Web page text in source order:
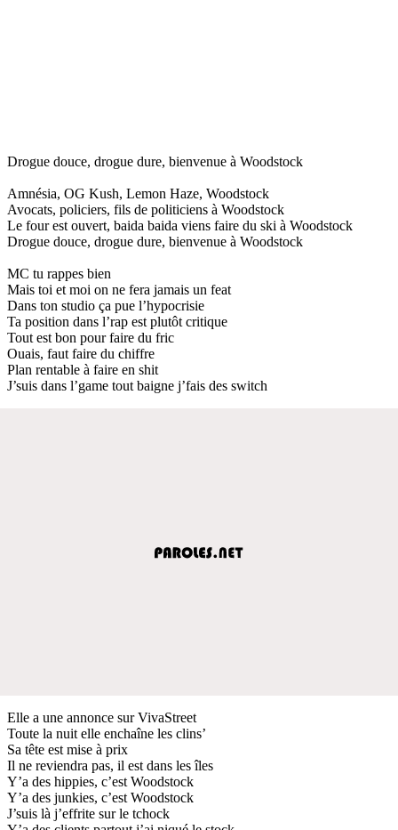
Drogue douce, drogue dure, bienvenue à Woodstock
Amnésia, OG Kush, Lemon Haze, Woodstock
Avocats, policiers, fils de politiciens à Woodstock
Le four est ouvert, baida baida viens faire du ski à Woodstock
Drogue douce, drogue dure, bienvenue à Woodstock
MC tu rappes bien
Mais toi et moi on ne fera jamais un feat
Dans ton studio ça pue l’hypocrisie
Ta position dans l’rap est plutôt critique
Tout est bon pour faire du fric
Ouais, faut faire du chiffre
Plan rentable à faire en shit
J’suis dans l’game tout baigne j’fais des switch
Elle a une annonce sur VivaStreet
Toute la nuit elle enchaîne les clins’
Sa tête est mise à prix
Il ne reviendra pas, il est dans les îles
Y’a des hippies, c’est Woodstock
Y’a des junkies, c’est Woodstock
J’suis là j’effrite sur le tchock